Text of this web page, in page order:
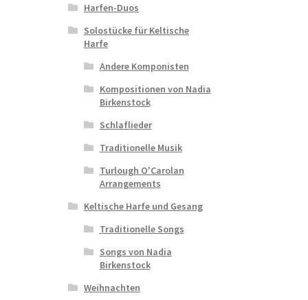
Harfen-Duos
Solostücke für Keltische
Harfe
Andere Komponisten
Kompositionen von Nadia
Birkenstock
Schlaflieder
Traditionelle Musik
Turlough O'Carolan
Arrangements
Keltische Harfe und Gesang
Traditionelle Songs
Songs von Nadia
Birkenstock
Weihnachten